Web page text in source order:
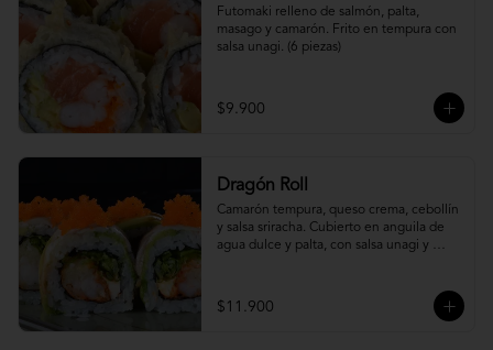
Futomaki relleno de salmón, palta,
masago y camarón. Frito en tempura con
salsa unagi. (6 piezas)
$9.900
Dragón Roll
Camarón tempura, queso crema, cebollín
y salsa sriracha. Cubierto en anguila de
agua dulce y palta, con salsa unagi y
$11.900